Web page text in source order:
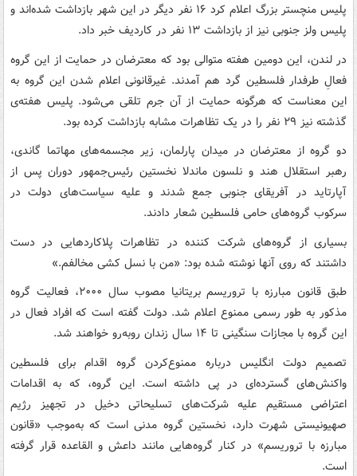
پلیس منچستر بزرگ اعلام کرد ۱۶ نفر دیگر در این شهر بازداشت شده‌اند و
پلیس ولز جنوبی نیز از بازداشت ۱۳ نفر در کاردیف خبر داد.
در لندن، این دومین هفته متوالی بود که معترضان در حمایت از این گروه
فعالِ طرفدار فلسطین گرد هم آمدند. غیرقانونی اعلام شدن این گروه به
این معناست که هرگونه حمایت از آن جرم تلقی می‌شود. پلیس هفته‌ی
گذشته نیز ۲۹ نفر را در یک تظاهرات مشابه بازداشت کرده بود.
دو گروه از معترضان در میدان پارلمان، زیر مجسمه‌های مهاتما گاندی،
رهبر استقلال هند و نلسون ماندلا نخستین رئیس‌جمهور دوران پس از
آپارتاید در آفریقای جنوبی جمع شدند و علیه سیاست‌های دولت در
سرکوب گروه‌های حامی فلسطین شعار دادند.
بسیاری از گروه‌های شرکت کننده در تظاهرات پلاکاردهایی در دست
داشتند که روی آنها نوشته شده بود: «من با نسل کشی مخالفم.»
طبق قانون مبارزه با تروریسم بریتانیا مصوب سال ۲۰۰۰، فعالیت گروه
مذکور به طور رسمی ممنوع اعلام شد. دولت گفته است که افراد فعال در
این گروه با مجازات سنگینی تا ۱۴ سال زندان روبه‌رو خواهند شد.
تصمیم دولت انگلیس درباره ممنوع‌کردن گروه اقدام برای فلسطین
واکنش‌های گسترده‌ای در پی داشته است. این گروه، که به اقدامات
اعتراضی مستقیم علیه شرکت‌های تسلیحاتی دخیل در تجهیز رژیم
صهیونیستی شهرت دارد، نخستین گروه مدنی است که به‌موجب «قانون
مبارزه با تروریسم» در کنار گروه‌هایی مانند داعش و القاعده قرار گرفته
است.